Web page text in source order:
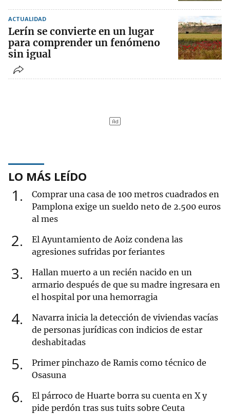
ACTUALIDAD
Lerín se convierte en un lugar
para comprender un fenómeno
sin igual
LO MÁS LEÍDO
1
Comprar una casa de 100 metros cuadrados en
Pamplona exige un sueldo neto de 2.500 euros
al mes
2
El Ayuntamiento de Aoiz condena las
agresiones sufridas por feriantes
3
Hallan muerto a un recién nacido en un
armario después de que su madre ingresara en
el hospital por una hemorragia
4
Navarra inicia la detección de viviendas vacías
de personas jurídicas con indicios de estar
deshabitadas
5
Primer pinchazo de Ramis como técnico de
Osasuna
6
El párroco de Huarte borra su cuenta en X y
pide perdón tras sus tuits sobre Ceuta